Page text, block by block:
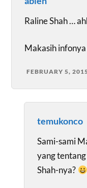
Raline Shah …
Makasih
FEBRUARY 5,
temukonco
Sami-sami
yang
Shah-nya?